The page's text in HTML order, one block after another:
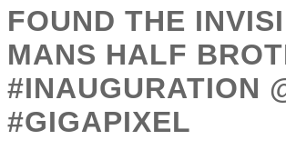
FOUND THE
MANS HALF
#INAUGURATION
#GIGAPIXEL